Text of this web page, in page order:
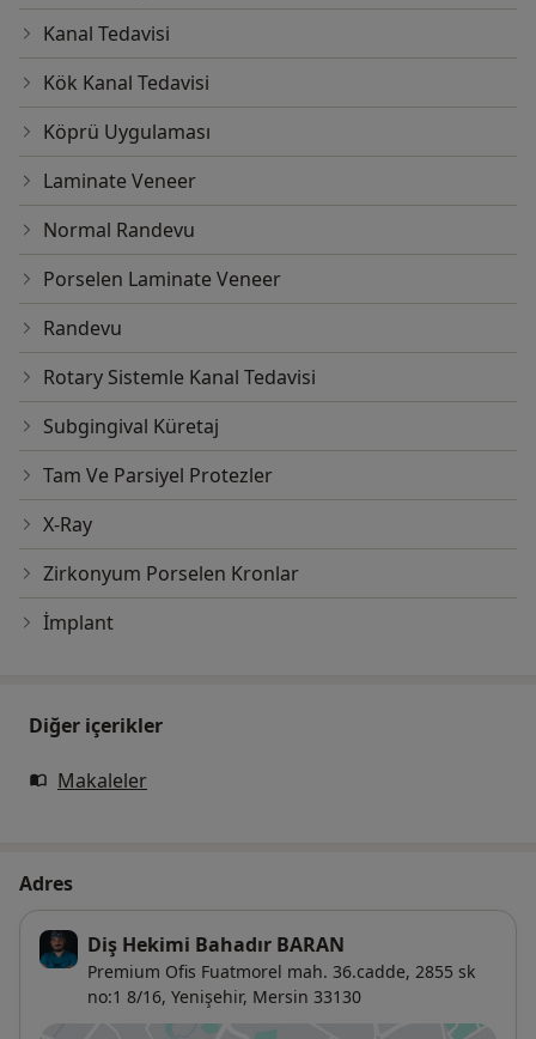
Kanal Tedavisi
Kök Kanal Tedavisi
Köprü Uygulaması
Laminate Veneer
Normal Randevu
Porselen Laminate Veneer
Randevu
Rotary Sistemle Kanal Tedavisi
Subgingival Küretaj
Tam Ve Parsiyel Protezler
X-Ray
Zirkonyum Porselen Kronlar
İmplant
Diğer içerikler
Makaleler
Adres
Diş Hekimi Bahadır BARAN
Premium Ofis Fuatmorel mah. 36.cadde, 2855 sk
no:1 8/16, Yenişehir, Mersin 33130